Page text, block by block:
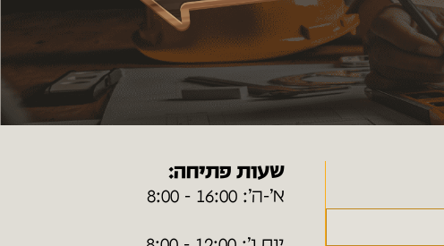
שעות פתיחה:
א׳-ה׳: 16:00 - 8:00